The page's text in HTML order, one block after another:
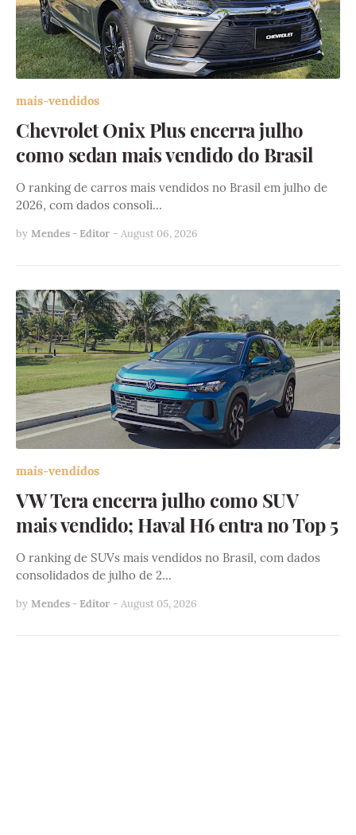
mais-vendidos
Chevrolet Onix Plus encerra julho
como sedan mais vendido do Brasil
O ranking de carros mais vendidos no Brasil em julho de
2026, com dados consoli…
by Mendes - Editor - August 06, 2026
mais-vendidos
VW Tera encerra julho como SUV
mais vendido; Haval H6 entra no Top 5
O ranking de SUVs mais vendidos no Brasil, com dados
consolidados de julho de 2…
by Mendes - Editor - August 05, 2026